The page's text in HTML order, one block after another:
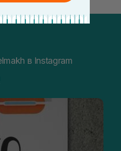
в Instagram